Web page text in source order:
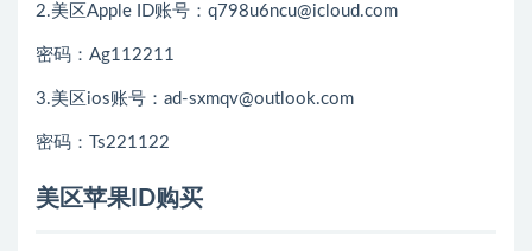
2.美区Apple ID账号：q798u6ncu@icloud.com
密码：Ag112211
3.美区ios账号：ad-sxmqv@outlook.com
密码：Ts221122
美区苹果ID购买